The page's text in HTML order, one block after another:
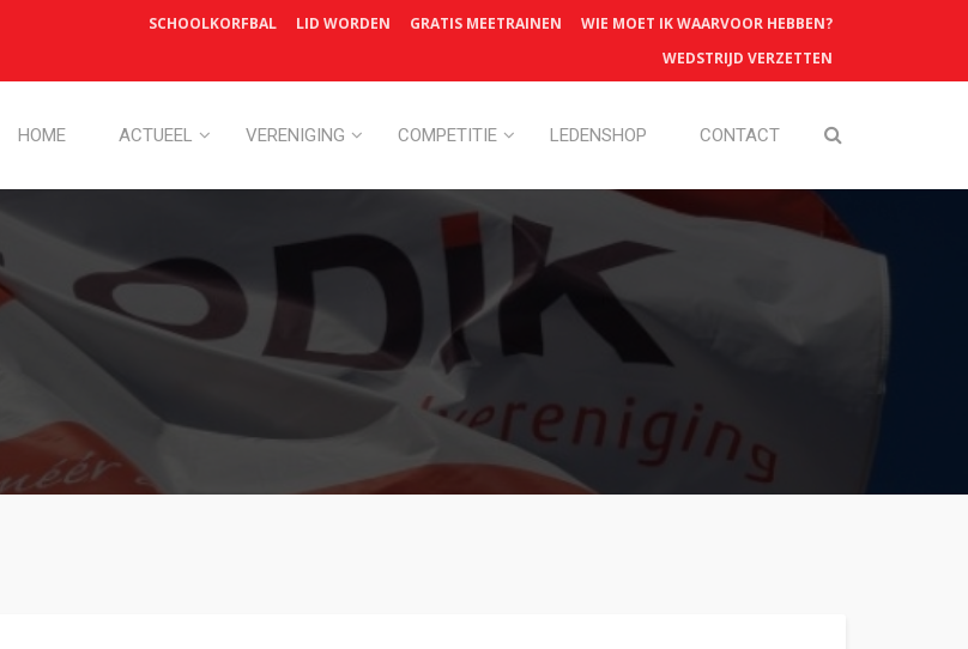
SCHOOLKORFBAL LID WORDEN GRATIS MEETRAINEN
WIE MOET IK WAARVOOR HEBBEN?
WEDSTRIJD VERZETTEN
HOME ACTUEEL VERENIGING COMPETITIE LEDENSHOP CONTACT